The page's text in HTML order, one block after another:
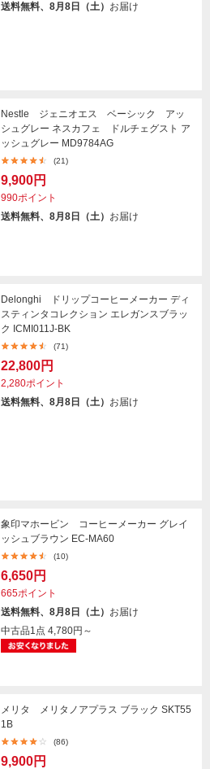
送料無料、8月8日（土） お届け
Nestle ジェニオエス ベーシック アッ
シュグレー ネスカフェ ドルチェグスト ア
ッシュグレー MD9784AG
(21)
9,900円
990ポイント
送料無料、8月8日（土） お届け
Delonghi ドリップコーヒーメーカー ディ
スティンタコレクション エレガンスブラッ
ク ICMI011J-BK
(71)
22,800円
2,280ポイント
送料無料、8月8日（土） お届け
象印マホービン コーヒーメーカー グレイ
ッシュブラウン EC-MA60
(10)
6,650円
665ポイント
送料無料、8月8日（土） お届け
中古品1点 4,780円～
メリタ メリタノアプラス ブラック SKT55
1B
(86)
9,900円